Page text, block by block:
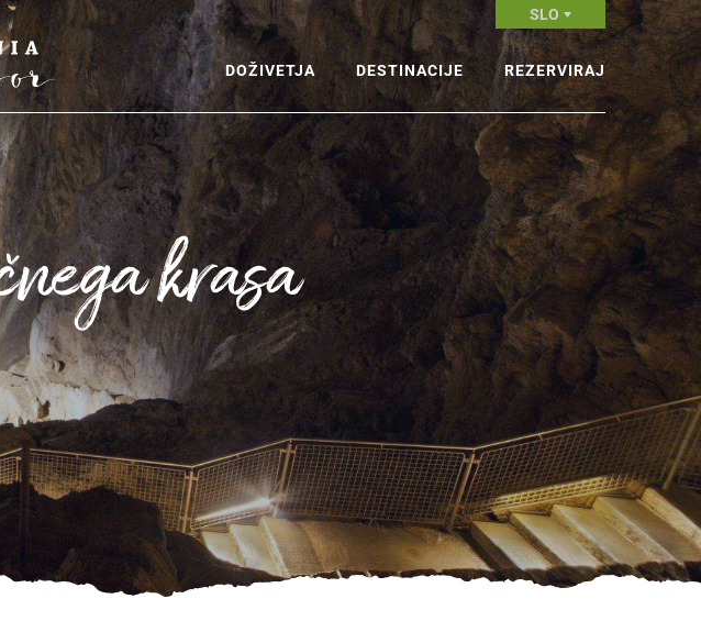
DOŽIVETJA
Pohodništvo
Kolesarjenje
Zimska doživetja
Vodna doživetja
Doživetja v zraku
Adrenalinska doživetja
Ribolov
Ponudbe
Dogodki
DESTINACIJE
Alpska Slovenija
Ljubljana & Osrednja Slovenija
Mediteranska in Kraška
Slovenija
Termalna in Panonska
Slovenija
Gorski centri
Smučišča
Zgodbe
PRIPOROČAMO
Načrtovanje poti
REZERVIRAJ
Doživetja
Nastanitve
PRIPOROČAMO
Načrtovanje poti
prepustite
najboljšim,
outdoor agencije
SLO
krasa